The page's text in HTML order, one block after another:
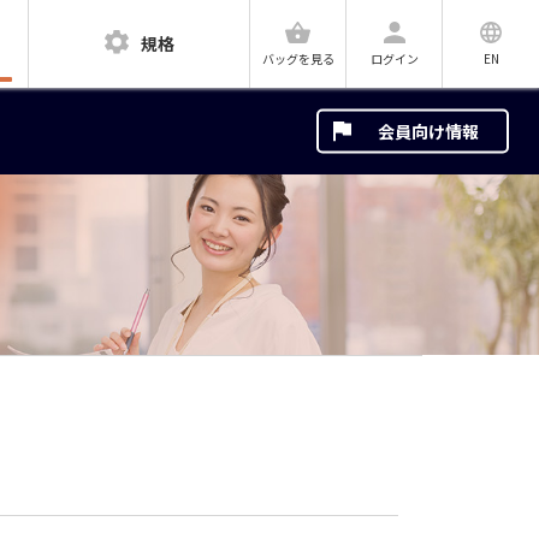
規格
バッグを見る ログイン EN
会員向け情報